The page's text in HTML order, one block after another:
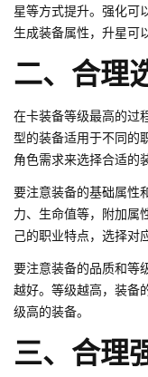
星等方式提升。强化可
生成装备属性，升星可
二、合理
在卡装备等级最高的过
型的装备适用于不同的
角色需求来选择合适的
要注意装备的基础属性
力、生命值等，附加属
己的职业特点，选择对
要注意装备的品质和等
越好。等级越高，装备
级高的装备。
三、合理